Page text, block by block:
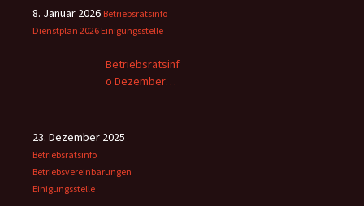
8. Januar 2026 Betriebsratsinfo
Dienstplan 2026 Einigungsstelle
Betriebsratsinf
o Dezember
23. Dezember 2025
Betriebsratsinfo
Betriebsvereinbarungen
Einigungsstelle